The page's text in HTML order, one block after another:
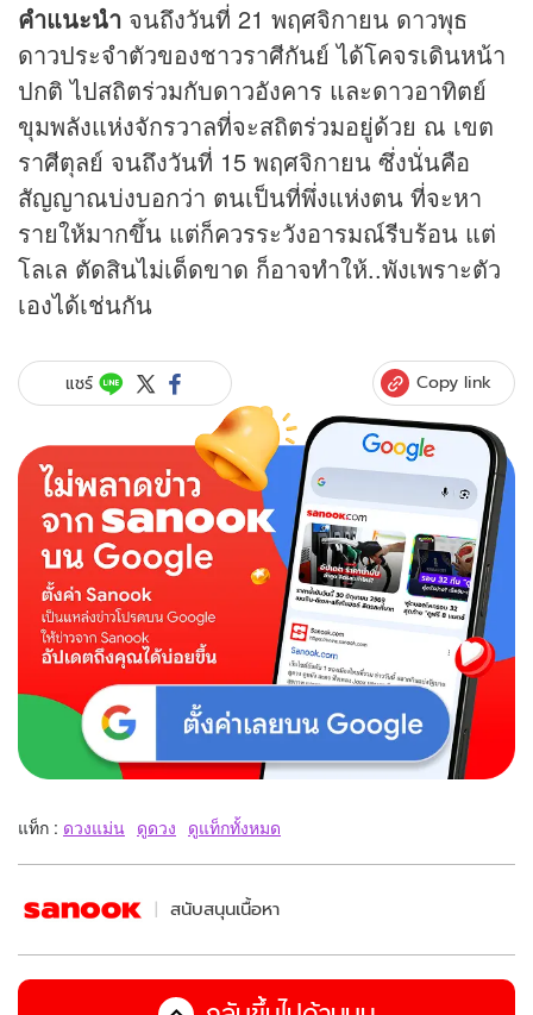
คำแนะนำ จนถึงวันที่ 21 พฤศจิกายน ดาวพุธ
ดาวประจำตัวของชาวราศีกันย์ ได้โคจรเดินหน้า
ปกติ ไปสถิตร่วมกับดาวอังคาร และดาวอาทิตย์
ขุมพลังแห่งจักรวาลที่จะสถิตร่วมอยู่ด้วย ณ เขต
ราศีตุลย์ จนถึงวันที่ 15 พฤศจิกายน ซึ่งนั่นคือ
สัญญาณบ่งบอกว่า ตนเป็นที่พึ่งแห่งตน ที่จะหา
รายให้มากขึ้น แต่ก็ควรระวังอารมณ์รีบร้อน แต่
โลเล ตัดสินไม่เด็ดขาด ก็อาจทำให้..พังเพราะตัว
เองได้เช่นกัน
แชร์ Copy link
แท็ก : ดวงแม่น ดูดวง ดูแท็กทั้งหมด
สนับสนุนเนื้อหา